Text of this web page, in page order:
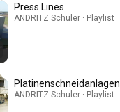
Press Lines
ANDRITZ Schuler · Playlist
Platinenschneidanlagen
ANDRITZ Schuler · Playlist